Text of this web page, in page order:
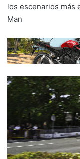
los escenarios más
Man